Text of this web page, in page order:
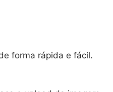
forma rápida e fácil.